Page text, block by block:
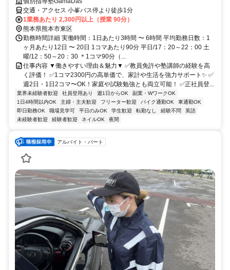
交通・アクセス 小峯バス停より徒歩1分
1業務あたり 2,300円以上（授業 90分）
熊本県熊本市東区
勤務時間詳細 実働時間：1日あたり3時間 〜 6時間 平均勤務日数：1
ヶ月あたり12日 〜 20日 1コマあたり90分 平日/17：20～22：00 土
曜/12：50～20：30 ＊1コマ90分（...
仕事内容 ▼働きやすい理由＆魅力▼ ✅教員免許や塾講師の経験を高
く評価！ ✅1コマ2300円の高単価で、家計や生活を強力サポート✨ ✅
週2日・1日2コマ〜OK！家庭や試験勉強とも両立可能！ ✅正社員登...
業界未経験者歓迎 社員登用あり 週1日からOK
副業・WワークOK
1日4時間以内OK
主婦・主夫歓迎 フリーター歓迎 バイク通勤OK
車通勤OK
即日勤務OK
職場見学可 平日のみOK 学生歓迎 転勤なし 経験不問
英語
未経験者歓迎
経験者歓迎 ネイルOK 夜間
アルバイト・パート